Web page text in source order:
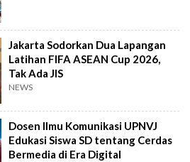
Jakarta Sodorkan Dua Lapangan
Latihan FIFA ASEAN Cup 2026,
Tak Ada JIS
NEWS
Dosen Ilmu Komunikasi UPNVJ
Edukasi Siswa SD tentang Cerdas
Bermedia di Era Digital